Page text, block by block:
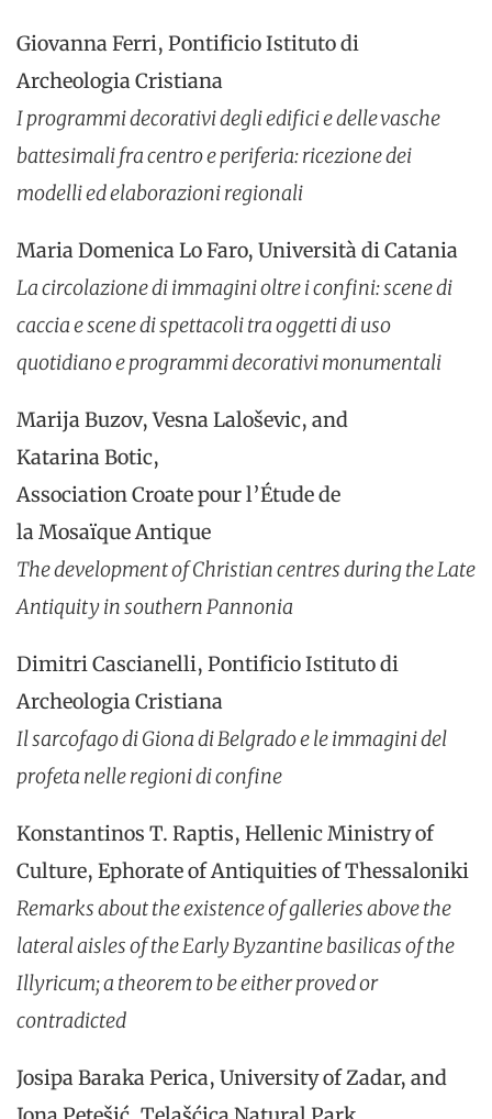
Giovanna Ferri, Pontificio Istituto di
Archeologia Cristiana
I programmi decorativi degli edifici e delle vasche
battesimali fra centro e periferia: ricezione dei
modelli ed elaborazioni regionali
Maria Domenica Lo Faro, Università di Catania
La circolazione di immagini oltre i confini: scene di
caccia e scene di spettacoli tra oggetti di uso
quotidiano e programmi decorativi monumentali
Marija Buzov, Vesna Laloševic, and
Katarina Botic,
Association Croate pour l’Étude de
la Mosaïque Antique
The development of Christiancentresduring the Late
Antiquity in southern Pannonia
Dimitri Cascianelli, Pontificio Istituto di
Archeologia Cristiana
Il sarcofago di Giona di Belgrado e le immagini del
profeta nelle regioni di confine
Konstantinos T. Raptis, Hellenic Ministry of
Culture, Ephorate of Antiquities of Thessaloniki
Remarks about the existence of galleries above the
lateral aisles of the Early Byzantine basilicas of the
Illyricum; a theorem to be either proved or
contradicted
Josipa Baraka Perica, University of Zadar, and